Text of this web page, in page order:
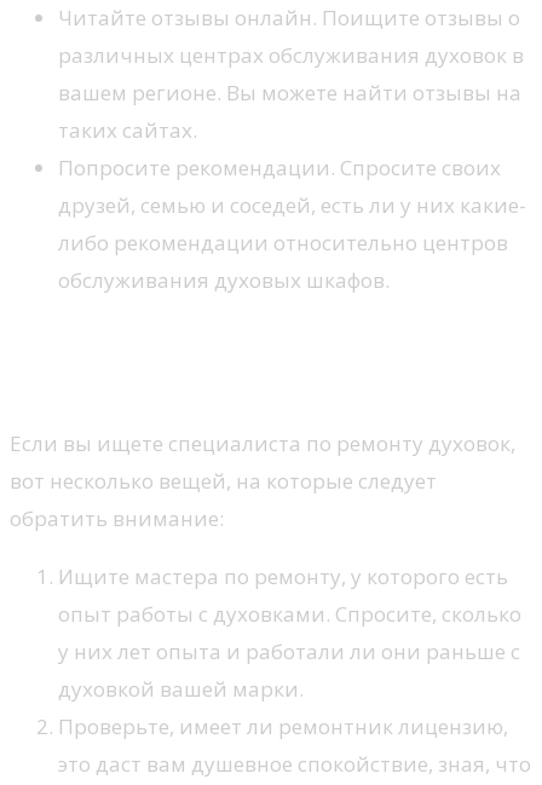
Читайте отзывы онлайн. Поищите отзывы о
различных центрах обслуживания духовок в
вашем регионе. Вы можете найти отзывы на
таких сайтах.
Попросите рекомендации. Спросите своих
друзей, семью и соседей, есть ли у них какие-
либо рекомендации относительно центров
обслуживания духовых шкафов.
Если вы ищете специалиста по ремонту духовок,
вот несколько вещей, на которые следует
обратить внимание:
Ищите мастера по ремонту, у которого есть
опыт работы с духовками. Спросите, сколько
у них лет опыта и работали ли они раньше с
духовкой вашей марки.
Проверьте, имеет ли ремонтник лицензию,
это даст вам душевное спокойствие, зная, что